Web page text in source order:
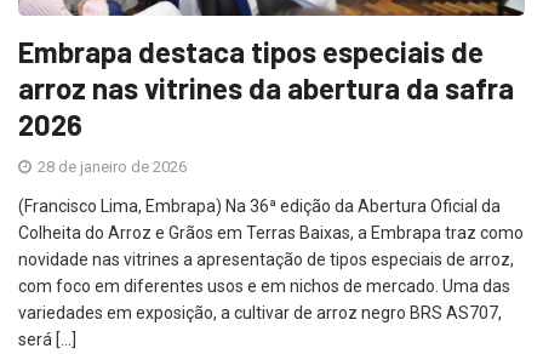
Embrapa destaca tipos especiais de
arroz nas vitrines da abertura da safra
2026
28 de janeiro de 2026
(Francisco Lima, Embrapa) Na 36ª edição da Abertura Oficial da
Colheita do Arroz e Grãos em Terras Baixas, a Embrapa traz como
novidade nas vitrines a apresentação de tipos especiais de arroz,
com foco em diferentes usos e em nichos de mercado. Uma das
variedades em exposição, a cultivar de arroz negro BRS AS707,
será […]